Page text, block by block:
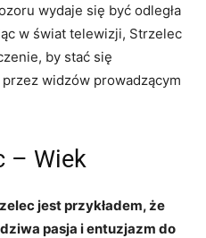
wydaje się być odległa
w świat telewizji, Strzelec
by stać się
widzów prowadzącym
– Wiek
jest przykładem, że
pasja i entuzjazm do